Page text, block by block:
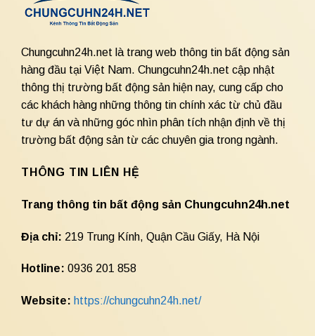
Chungcuhn24h.net là trang web thông tin bất động sản
hàng đầu tại Việt Nam. Chungcuhn24h.net cập nhật
thông thị trường bất động sản hiện nay, cung cấp cho
các khách hàng những thông tin chính xác từ chủ đầu
tư dự án và những góc nhìn phân tích nhận định về thị
trường bất động sản từ các chuyên gia trong ngành.
THÔNG TIN LIÊN HỆ
Trang thông tin bất động sản Chungcuhn24h.net
Địa chỉ: 219 Trung Kính, Quận Cầu Giấy, Hà Nội
Hotline: 0936 201 858
Website: https://chungcuhn24h.net/